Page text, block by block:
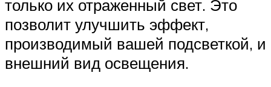
только их отраженный свет. Это
позволит улучшить эффект,
производимый вашей подсветкой, и
внешний вид освещения.